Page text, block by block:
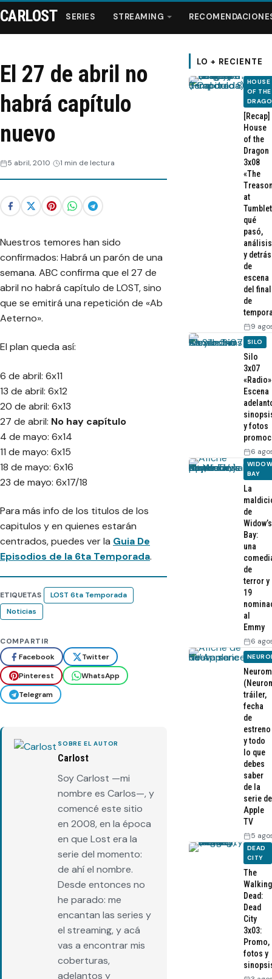
Series
Streaming
Recomendaciones
Videos
CARLOST SERIES STREAMING
El 27 de abril no
habrá capítulo
nuevo
5 abril, 2010 1 min de lectura
Nuestros temores han sido
confirmados: Habrá un parón de una
semana. ABC confirma que el 27 de
abril no habrá capítulo de LOST, sino
que se emitirá una repetición de «Ab
Aeterno».
El plan queda así:
6 de abril: 6x11
13 de abril: 6x12
20 de abril: 6x13
27 de abril: No hay capítulo
4 de mayo: 6x14
11 de mayo: 6x15
18 de mayo: 6x16
23 de mayo: 6x17/18
Para más info de los titulos de los
capitulos y en quienes estarán
centrados, puedes ver la Guia De
Episodios de la 6ta Temporada.
ETIQUETAS
LOST 6ta Temporada
Noticias
COMPARTIR
Facebook
Twitter
Pinterest
WhatsApp
Telegram
SOBRE EL AUTOR
Carlost
Soy Carlost —mi
nombre es Carlos—, y
comencé este sitio
en 2008, en la época
en que Lost era la
serie del momento:
de ahí el nombre.
Desde entonces no
he parado: me
encantan las series y
el streaming, y acá
vas a encontrar mis
coberturas,
adelantos y
LO + RECIENTE
HOUSE
OF THE
[Recap]
House
of the
Dragon
3x08
«The
at
qué
pasó,
análisis
y detrás
de
escena
del final
de
9
SILO
Silo
3x07
Escena
y fotos
6
BAY
La
de
Widow’s
Bay:
una
de
terror y
19
al
Emmy
6
tráiler,
fecha
de
estreno
y todo
lo que
debes
saber
de la
serie de
Apple
TV
5
DEAD
CITY
The
Walking
Dead:
Dead
City
3x03:
Promo,
fotos y